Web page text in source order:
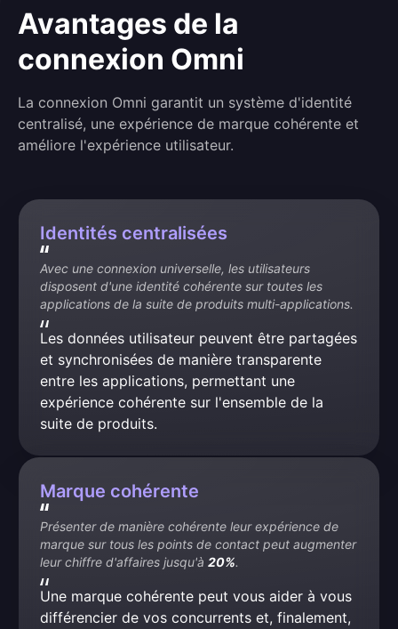
Avantages de la
connexion Omni
La connexion Omni garantit un système d'identité
centralisé, une expérience de marque cohérente et
améliore l'expérience utilisateur.
Identités centralisées
Avec une connexion universelle, les utilisateurs
disposent d'une identité cohérente sur toutes les
applications de la suite de produits multi-applications.
Les données utilisateur peuvent être partagées
et synchronisées de manière transparente
entre les applications, permettant une
expérience cohérente sur l'ensemble de la
suite de produits.
Marque cohérente
Présenter de manière cohérente leur expérience de
marque sur tous les points de contact peut augmenter
leur chiffre d'affaires jusqu'à 20%.
Une marque cohérente peut vous aider à vous
différencier de vos concurrents et, finalement,